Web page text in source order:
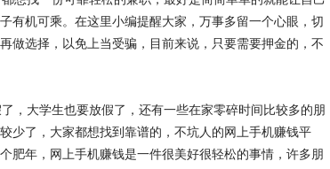
有机可乘。在这里小编提醒大家，万事多留一个心眼，切
做选择，以免上当受骗，目前来说，只要需要押金的，不
，大学生也要放假了，还有一些在家零碎时间比较多的朋
少了，大家都想找到靠谱的，不坑人的网上手机赚钱平
肥年，网上手机赚钱是一件很美好很轻松的事情，许多朋